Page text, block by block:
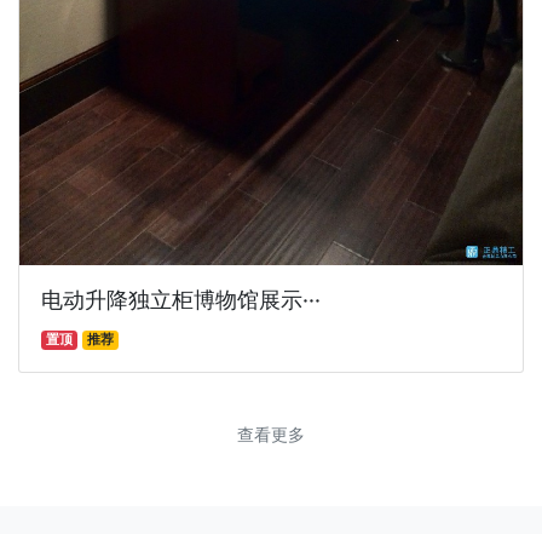
电动升降独立柜博物馆展示···
置顶 推荐
查看更多